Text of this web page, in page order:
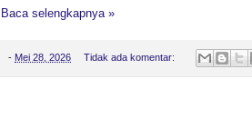
Baca selengkapnya »
- Mei 28, 2026 Tidak ada komentar: